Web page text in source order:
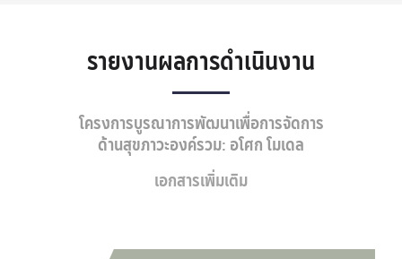
รายงานผลการดำเนินงาน
โครงการบูรณาการพัฒนาเพื่อการจัดการ
ด้านสุขภาวะองค์รวม: อโศก โมเดล
เอกสารเพิ่มเติม